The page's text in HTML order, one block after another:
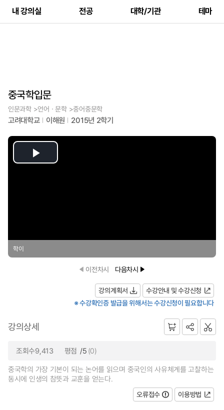
내 강의실 전공 대학/기관 테마
중국학입문
인문과학 >언어ㆍ문학 >중어중문학
고려대학교 이해원 2015년 2학기
Play
학이
이전차시 다음차시
강의계획서
수강안내 및 수강신청
※ 수강확인증 발급을 위해서는 수강신청이 필요합니다
강의상세
조회수9,413 평점 /5 (0)
중국학의 가장 기본이 되는 논어를 읽으며 중국인의 사유체계를 고찰하는
동시에 인생의 참뜻과 교훈을 얻는다.
오류접수
이용방법